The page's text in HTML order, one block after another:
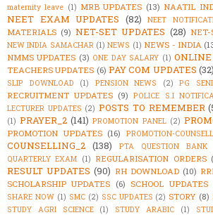
maternity leave (1) MRB UPDATES (13) NAATIL
NEET EXAM UPDATES (82) NEET
MATERIALS (9) NET-SET UPDATES (28)
NEW INDIA SAMACHAR (1) NEWS (1) NEWS - INDIA
NMMS UPDATES (3) ONE DAY SALARY (1)
TEACHERS UPDATES (6) PAY COM UPDATES (32)
SLIP DOWNLOAD
(1) PENSION NEWS (2) PG
RECRUITMENT UPDATES (9) POLICE S.I
LECTURER UPDATES (2) POSTS TO REMEMBER
(1) PRAYER_2 (141) PROMOTION PANEL (2)
PROMOTION UPDATES (16) PROMOTION-
COUNSELLING_2 (138) PTA QUESTION BANK
QUARTERLY EXAM (1) REGULARISATION ORDERS
RESULT UPDATES (90) RH DOWNLOAD (10)
SCHOLARSHIP UPDATES (6) SCHOOL UPDATES
SHARE NOW (1) SMC (2) SSC UPDATES (2) STORY (8)
STUDY AGRI SCIENCE
(1) STUDY ARABIC (1)